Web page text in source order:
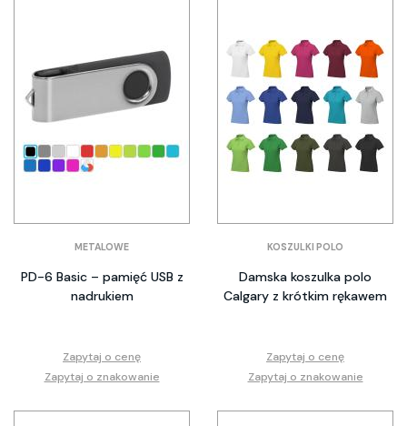
METALOWE
PD-6 Basic – pamięć USB z
nadrukiem
Zapytaj o cenę
Zapytaj o znakowanie
KOSZULKI POLO
Damska koszulka polo
Calgary z krótkim rękawem
Zapytaj o cenę
Zapytaj o znakowanie